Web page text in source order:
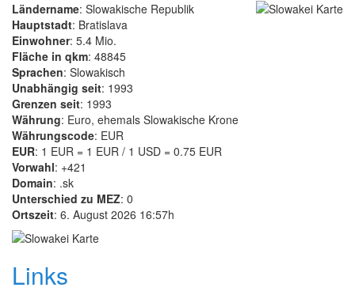
Ländername: Slowakische Republik
Hauptstadt: Bratislava
Einwohner: 5.4 Mio.
Fläche in qkm: 48845
Sprachen: Slowakisch
Unabhängig seit: 1993
Grenzen seit: 1993
Währung: Euro, ehemals Slowakische Krone
Währungscode: EUR
EUR: 1 EUR = 1 EUR / 1 USD = 0.75 EUR
Vorwahl: +421
Domain: .sk
Unterschied zu MEZ: 0
Ortszeit: 6. August 2026 16:57h
Links